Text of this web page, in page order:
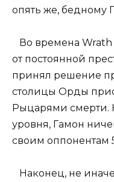
опять же, бедному
Во времена Wrath
от постоянной
принял решение
столицы Орды
Рыцарями смерти.
уровня, Гамон
своим оппонентам
Наконец, не